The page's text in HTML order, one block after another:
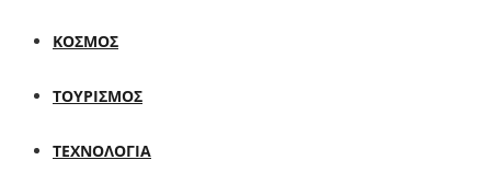
ΚΟΣΜΟΣ
ΤΟΥΡΙΣΜΟΣ
ΤΕΧΝΟΛΟΓΙΑ